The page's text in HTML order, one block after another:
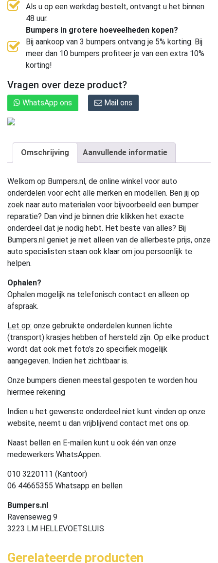
Als u op een werkdag bestelt, ontvangt u het binnen
48 uur.
Bumpers in grotere hoeveelheden kopen?
Bij aankoop van 3 bumpers ontvang je 5% korting. Bij
meer dan 10 bumpers profiteer je van een extra 10%
korting!
Vragen over deze product?
WhatsApp ons Mail ons
Omschrijving Aanvullende informatie
Welkom op Bumpers.nl, de online winkel voor auto
onderdelen voor echt alle merken en modellen. Ben jij op
zoek naar auto materialen voor bijvoorbeeld een bumper
reparatie? Dan vind je binnen drie klikken het exacte
onderdeel dat je nodig hebt. Het beste van alles? Bij
Bumpers.nl geniet je niet alleen van de allerbeste prijs, onze
auto specialisten staan ook klaar om jou persoonlijk te
helpen.
Ophalen?
Ophalen mogelijk na telefonisch contact en alleen op
afspraak.
Let op: onze gebruikte onderdelen kunnen lichte
(transport) krasjes hebben of hersteld zijn. Op elke product
wordt dat ook met foto’s zo specifiek mogelijk
aangegeven. Indien het zichtbaar is.
Onze bumpers dienen meestal gespoten te worden hou
hiermee rekening
Indien u het gewenste onderdeel niet kunt vinden op onze
website, neemt u dan vrijblijvend contact met ons op.
Naast bellen en E-mailen kunt u ook één van onze
medewerkers WhatsAppen.
010 3220111 (Kantoor)
06 44665355 Whatsapp en bellen
Bumpers.nl
Ravenseweg 9
3223 LM HELLEVOETSLUIS
Gerelateerde producten